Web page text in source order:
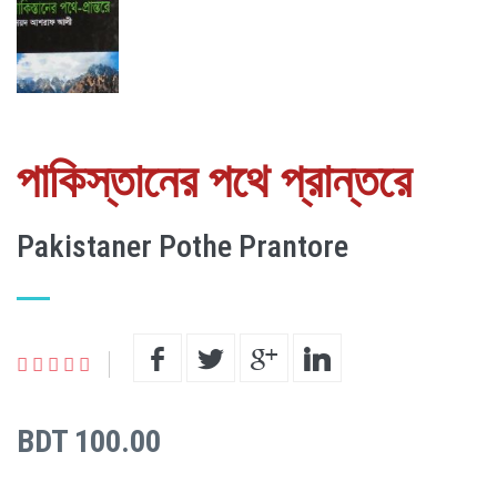
পাকিস্তানের পথে প্রান্তরে
Pakistaner Pothe Prantore
BDT 100.00